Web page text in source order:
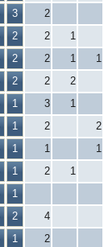
3 2
2 2 1
2 2 1 1
2 2 2
1 3 1
1 2 2
1 1 1
1 2 1
1
2 4
1
2